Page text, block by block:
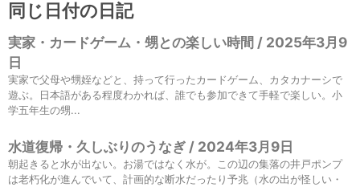
同じ日付の日記
実家・カードゲーム・甥との楽しい時間 / 2025年3月9
日
実家で父母や甥姪などと、持って行ったカードゲーム、カタカナーシで
遊ぶ。日本語がある程度わかれば、誰でも参加できて手軽で楽しい。小
学五年生の甥...
水道復帰・久しぶりのうなぎ / 2024年3月9日
朝起きると水が出ない。お湯ではなく水が。この辺の集落の井戸ポンプ
は老朽化が進んでいて、計画的な断水だったり予兆（水の出が怪しい・